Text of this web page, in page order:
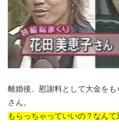
離婚後、慰謝料として大金を
さん。
もらっちゃっていいの？なん